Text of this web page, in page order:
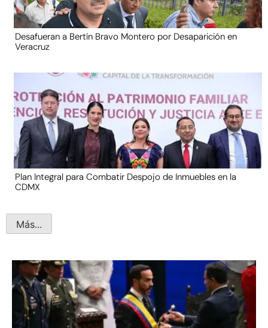
Desafueran a Bertín Bravo Montero por Desaparición en
Veracruz
Plan Integral para Combatir Despojo de Inmuebles en la
CDMX
Más...